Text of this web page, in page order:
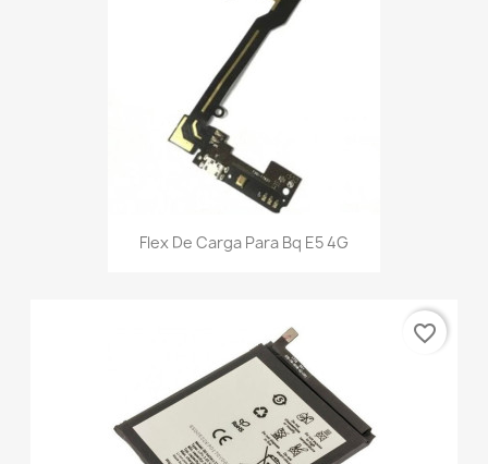
Flex De Carga Para Bq E5 4G
favorite_border